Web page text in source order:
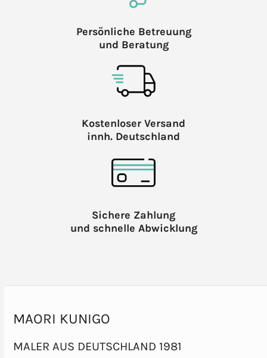
Persönliche Betreuung
und Beratung
Kostenloser Versand
innh. Deutschland
Sichere Zahlung
und schnelle Abwicklung
MAORI KUNIGO
MALER AUS DEUTSCHLAND 1981